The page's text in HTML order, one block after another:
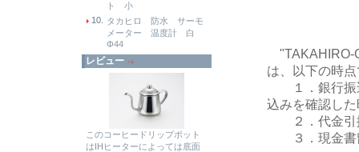
ト 小
10.
タカヒロ 防水 サーモ
メーター 温度計 白
Φ44
レビュー
このコーヒードリップポット
はIHヒーターによっては底面
"TAKAHIRO-
は、以下の時
１．銀行振込
込みを確認し
２．代金引換
３．現金書